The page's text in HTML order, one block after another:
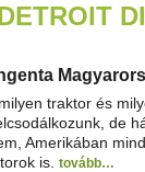
traktor és
de
Amerikában
is. tovább…